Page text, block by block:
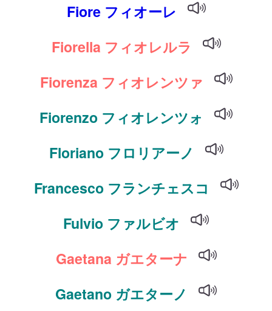
Fiore フィオーレ
Fiorella フィオレルラ
Fiorenza フィオレンツァ
Fiorenzo フィオレンツォ
Floriano フロリアーノ
Francesco フランチェスコ
Fulvio ファルビオ
Gaetana ガエターナ
Gaetano ガエターノ